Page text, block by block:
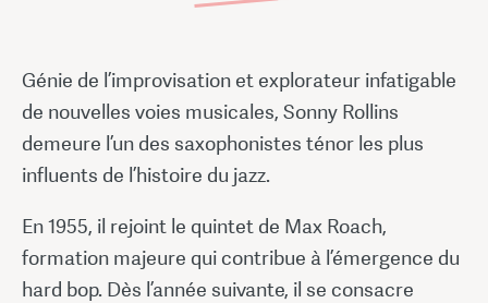
Génie de l’improvisation et explorateur infatigable
de nouvelles voies musicales, Sonny Rollins
demeure l’un des saxophonistes ténor les plus
influents de l’histoire du jazz.
En 1955, il rejoint le quintet de Max Roach,
formation majeure qui contribue à l’émergence du
hard bop. Dès l’année suivante, il se consacre